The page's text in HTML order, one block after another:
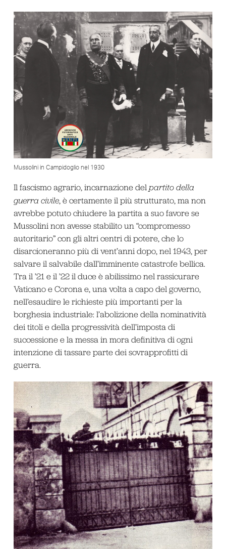
Mussolini in Campidoglio nel 1930
Il fascismo agrario, incarnazione del partito della
guerra civile, è certamente il più strutturato, ma non
avrebbe potuto chiudere la partita a suo favore se
Mussolini non avesse stabilito un “compromesso
autoritario” con gli altri centri di potere, che lo
disarcioneranno più di vent’anni dopo, nel 1943, per
salvare il salvabile dall’imminente catastrofe bellica.
Tra il ’21 e il ’22 il duce è abilissimo nel rassicurare
Vaticano e Corona e, una volta a capo del governo,
nell’esaudire le richieste più importanti per la
borghesia industriale: l’abolizione della nominatività
dei titoli e della progressività dell’imposta di
successione e la messa in mora definitiva di ogni
intenzione di tassare parte dei sovrapprofitti di
guerra.